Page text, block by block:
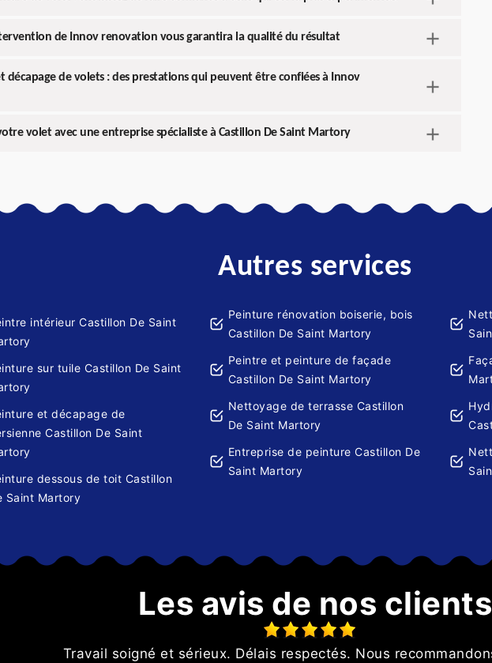
de Innov renovation vous garantira la qualité du résultat
de volets : des prestations qui peuvent être confiées à Innov
volet avec une entreprise spécialiste à Castillon De Saint Martory
Autres services
intérieur Castillon De Saint
sur tuile Castillon De Saint
et décapage de
Castillon De Saint
dessous de toit Castillon
Saint Martory
Peinture rénovation boiserie, bois
Castillon De Saint Martory
Peintre et peinture de façade
Castillon De Saint Martory
Nettoyage de terrasse Castillon
De Saint Martory
Entreprise de peinture Castillon De
Saint Martory
Les avis de nos clients
Travail soigné et sérieux. Délais respectés. Nous